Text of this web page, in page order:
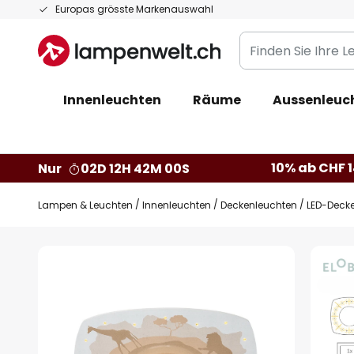
Europas grösste Markenauswahl
Zum
springen
Finden
Sie
Leuchte...
Innenleuchten Räume
Nur
02D 12H 41M 59S 10% ab CHF
Lampen & Leuchten Innenleuchten Deckenleuchten LED-
Bildgalerie
springen